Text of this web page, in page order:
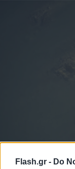
Flash.gr - Do